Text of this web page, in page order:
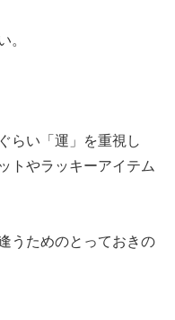
らい「運」を重視し
トやラッキーアイテム
うためのとっておきの